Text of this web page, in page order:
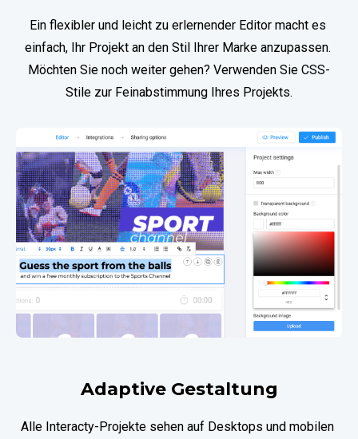
Ein flexibler und leicht zu erlernender Editor macht es
einfach, Ihr Projekt an den Stil Ihrer Marke anzupassen.
Möchten Sie noch weiter gehen? Verwenden Sie CSS-
Stile zur Feinabstimmung Ihres Projekts.
Adaptive Gestaltung
Alle Interaсty-Projekte sehen auf Desktops und mobilen